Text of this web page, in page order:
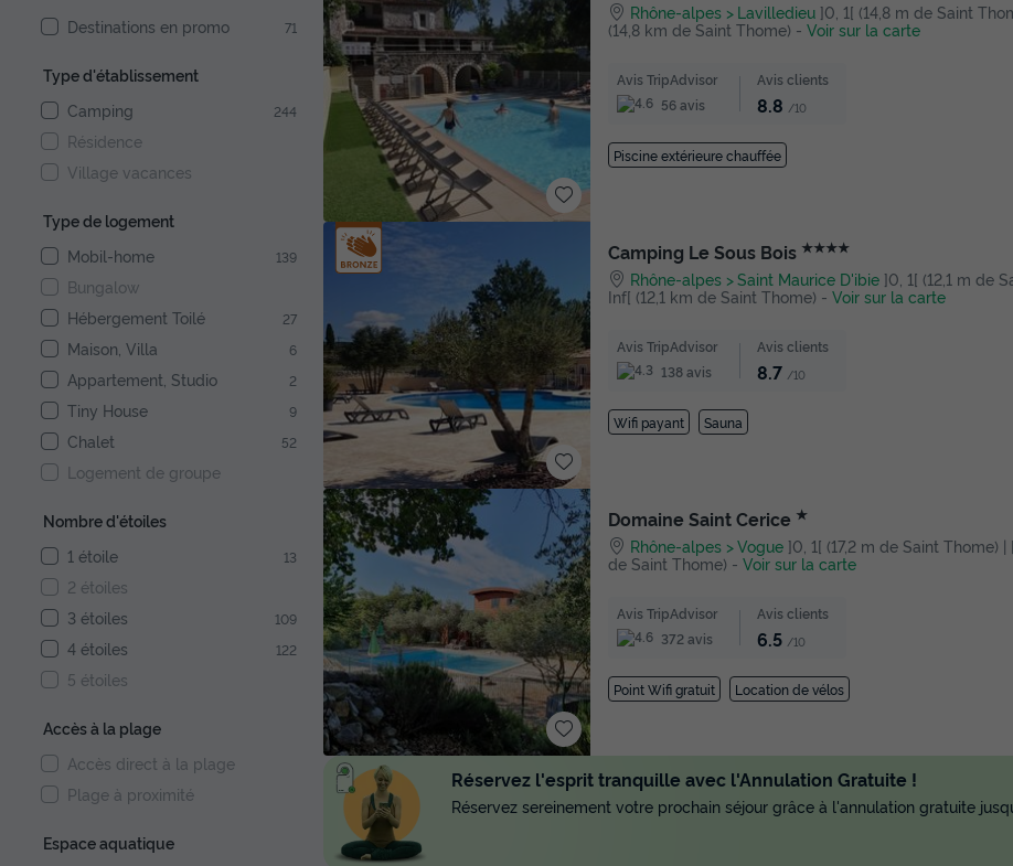
Destinations en promo 71
Type d'établissement
Camping
244
Résidence
Village vacances
Type de logement
Mobil-home
139
Bungalow
Hébergement Toilé
27
Maison, Villa 6
Appartement, Studio 2
Tiny House 9
Chalet 52
Logement de groupe
Nombre d'étoiles
1 étoile
13
2 étoiles
3 étoiles
109
4 étoiles 122
5 étoiles
Accès à la plage
Accès direct à la plage
Plage à proximité
Espace aquatique
Rhône-alpes Lavilledieu ]0, 1[ (14,8 m de Saint
(14,8 km de Saint Thome) - Voir sur la carte
Avis TripAdvisor
56 avis
Avis clients
8.8 /10
Piscine extérieure chauffée
Camping Le Sous Bois ★★★★
Rhône-alpes Saint Maurice D'ibie ]0, 1[ (12,1 m de
Inf[ (12,1 km de Saint Thome) - Voir sur la carte
Avis TripAdvisor
138 avis
Avis clients
8.7 /10
Wifi payant Sauna
Domaine Saint Cerice ★
Rhône-alpes Vogue ]0, 1[ (17,2 m de Saint Thome) |
de Saint Thome) - Voir sur la carte
Avis TripAdvisor
372 avis
Avis clients
6.5 /10
Point Wifi gratuit Location de vélos
Réservez l'esprit tranquille avec l'Annulation Gratuite !
Réservez sereinement votre prochain séjour grâce à l'annulation gratuite